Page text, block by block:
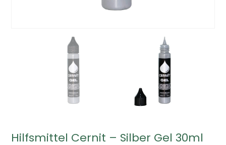
Hilfsmittel Cernit – Silber Gel 30ml